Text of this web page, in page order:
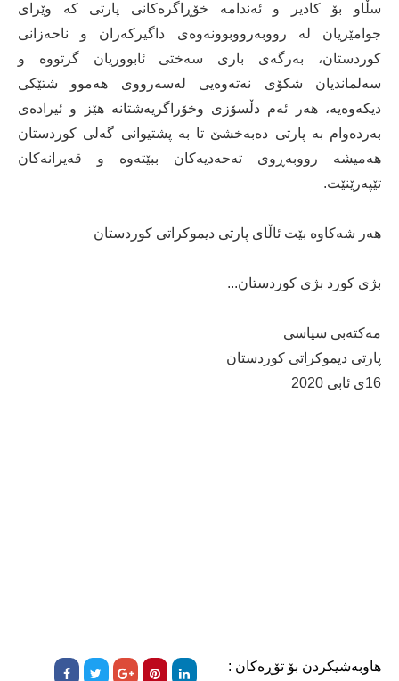
سڵاو بۆ كادیر و ئه‌ندامه‌ خۆڕاگره‌كانی پارتی كه‌ وێرای
جوامێریان له‌ رووبه‌رووبوونه‌وه‌ی داگیركه‌ران و ناحه‌زانی
كوردستان، به‌رگه‌ی باری سه‌ختی ئابووریان گرتووه‌ و
سه‌لماندیان شكۆی نه‌ته‌وه‌یی له‌سه‌رووی هه‌موو شتێكی
دیكه‌وه‌یه‌، هه‌ر ئه‌م دڵسۆزی وخۆراگریه‌شتانه‌ هێز و ئیراده‌ی
به‌رده‌وام به‌ پارتی ده‌به‌خشێ تا به ‌پشتیوانی گه‌لی كوردستان
هه‌میشه‌ رووبه‌ڕوی ته‌حه‌دیه‌كان ببێته‌وه‌ و قه‌یرانه‌كان
تێپه‌رێنێت.
هه‌ر شه‌كاوه‌ بێت ئاڵای پارتی دیموكراتی كوردستان
بژی كورد بژی كوردستان...
مه‌كته‌بی سیاسی
پارتی دیموكراتی كوردستان
16ی ئابی 2020
هاوبەشیکردن بۆ تۆڕەکان :